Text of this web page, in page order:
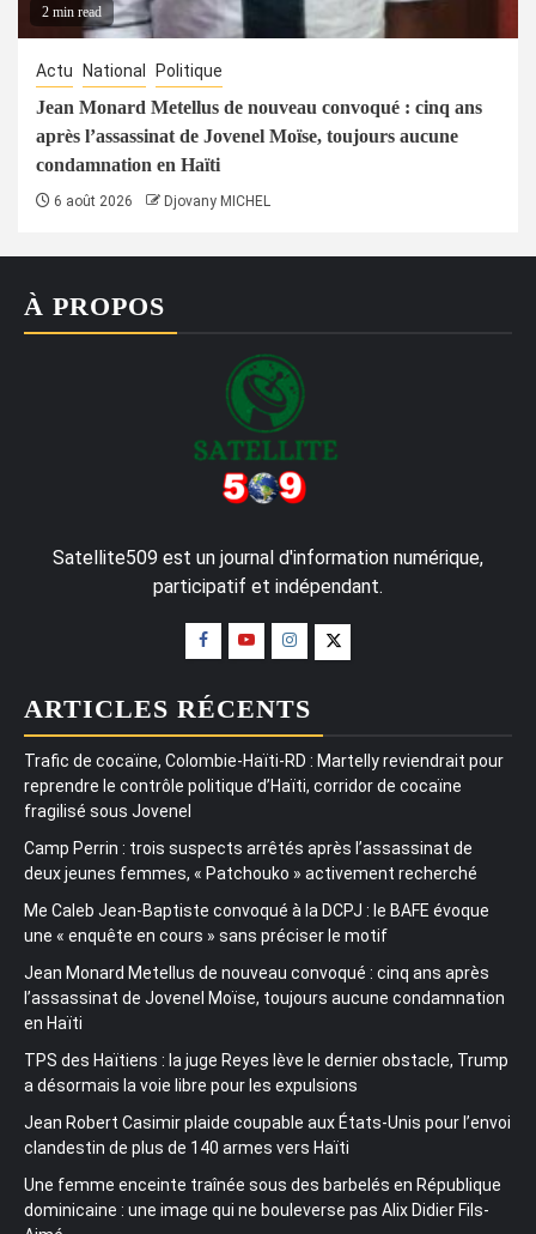
2 min read
Actu National Politique
Jean Monard Metellus de nouveau convoqué : cinq ans
après l’assassinat de Jovenel Moïse, toujours aucune
condamnation en Haïti
6 août 2026 Djovany MICHEL
À PROPOS
Satellite509 est un journal d'information numérique,
participatif et indépendant.
ARTICLES RÉCENTS
Trafic de cocaïne, Colombie-Haïti-RD : Martelly reviendrait pour
reprendre le contrôle politique d’Haïti, corridor de cocaïne
fragilisé sous Jovenel
Camp Perrin : trois suspects arrêtés après l’assassinat de
deux jeunes femmes, « Patchouko » activement recherché
Me Caleb Jean-Baptiste convoqué à la DCPJ : le BAFE évoque
une « enquête en cours » sans préciser le motif
Jean Monard Metellus de nouveau convoqué : cinq ans après
l’assassinat de Jovenel Moïse, toujours aucune condamnation
en Haïti
TPS des Haïtiens : la juge Reyes lève le dernier obstacle, Trump
a désormais la voie libre pour les expulsions
Jean Robert Casimir plaide coupable aux États-Unis pour l’envoi
clandestin de plus de 140 armes vers Haïti
Une femme enceinte traînée sous des barbelés en République
dominicaine : une image qui ne bouleverse pas Alix Didier Fils-